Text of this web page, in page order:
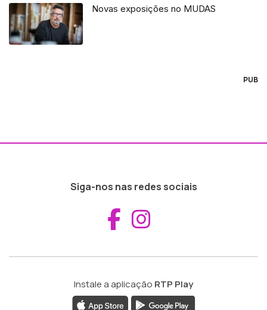
Novas exposições no MUDAS
PUB
Siga-nos nas redes sociais
Aceder ao
Instale a aplicação RTP Play